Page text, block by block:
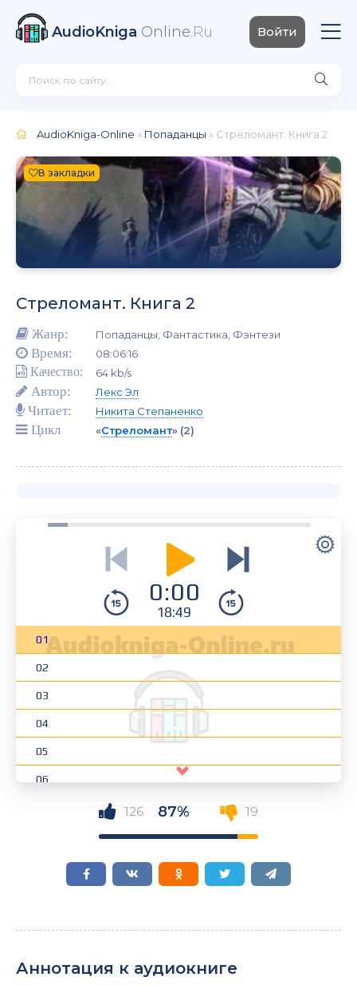
AudioKniga Online.Ru Войти
AudioKniga-Online » Попаданцы » Стреломант. Книга 2
В закладки
Стреломант. Книга 2
Жанр: Попаданцы, Фантастика, Фэнтези
Время: 08:06:16
Качество: 64 kb/s
Автор: Лекс Эл
Читает: Никита Степаненко
Цикл «Стреломант» (2)
0:00
18:49
01
02
03
04
05
06
13
126 87% 19
Аннотация к аудиокниге